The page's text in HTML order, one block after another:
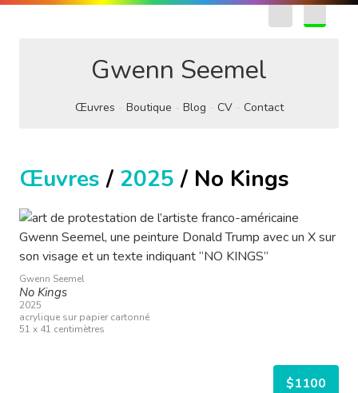
Gwenn Seemel
Œuvres Boutique Blog CV Contact
Œuvres / 2025 / No Kings
Gwenn Seemel
No Kings
2025
acrylique sur papier cartonné
51 x 41 centimètres
$1100